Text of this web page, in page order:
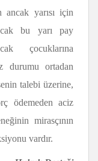
ancak yarısı için
bu yarı pay
çocuklarına
durumu ortadan
talebi üzerine,
ödemeden aciz
mirasçının
vardır.